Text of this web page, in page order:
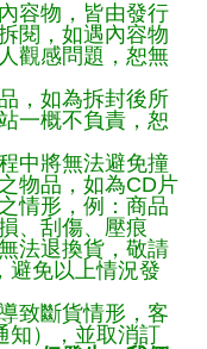
容物，皆由發行
閱，如遇內容物
觀感問題，恕無
，如為拆封後所
一概不負責，恕
中將無法避免撞
物品，如為CD片
情形，例：商品
、刮傷、壓痕
法退換貨，敬請
避免以上情況發
致斷貨情形，客
知），並取消訂